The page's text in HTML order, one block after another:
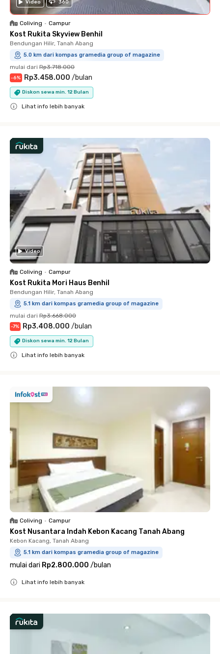
Video 360
Coliving • Campur
Kost Rukita Skyview Benhil
Bendungan Hilir, Tanah Abang
5.0 km dari kompas gramedia group of magazine
mulai dari Rp3.718.000
-6% Rp3.458.000 /bulan
Diskon sewa min. 12 Bulan
Lihat info lebih banyak
Video
Coliving • Campur
Kost Rukita Mori Haus Benhil
Bendungan Hilir, Tanah Abang
5.1 km dari kompas gramedia group of magazine
mulai dari Rp3.668.000
-7% Rp3.408.000 /bulan
Diskon sewa min. 12 Bulan
Lihat info lebih banyak
Coliving • Campur
Kost Nusantara Indah Kebon Kacang Tanah Abang
Kebon Kacang, Tanah Abang
5.1 km dari kompas gramedia group of magazine
mulai dari Rp2.800.000 /bulan
Lihat info lebih banyak